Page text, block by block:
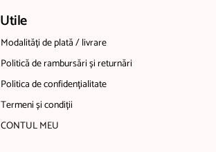
Utile
Modalități de plată / livrare
Politică de rambursări și returnări
Politica de confidențialitate
Termeni și condiții
CONTUL MEU